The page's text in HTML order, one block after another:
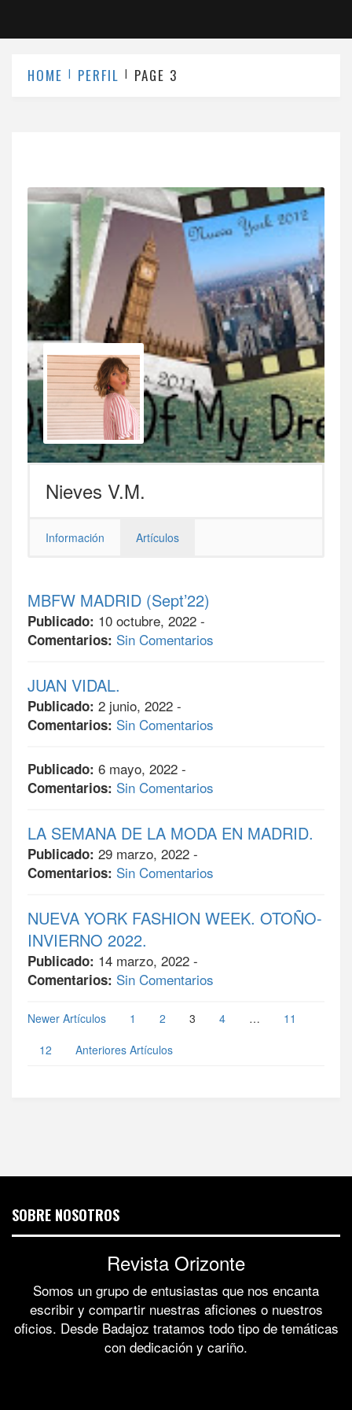
HOME PERFIL PAGE 3
Nieves V.M.
Información Artículos
MBFW MADRID (Sept’22)
Publicado: 10 octubre, 2022 -
Comentarios: Sin Comentarios
JUAN VIDAL.
Publicado: 2 junio, 2022 -
Comentarios: Sin Comentarios
Publicado: 6 mayo, 2022 -
Comentarios: Sin Comentarios
LA SEMANA DE LA MODA EN MADRID.
Publicado: 29 marzo, 2022 -
Comentarios: Sin Comentarios
NUEVA YORK FASHION WEEK. OTOÑO-
INVIERNO 2022.
Publicado: 14 marzo, 2022 -
Comentarios: Sin Comentarios
Newer Artículos 1 2 3 4 …
11
12
Anteriores Artículos
SOBRE NOSOTROS
Revista Orizonte
Somos un grupo de entusiastas que nos encanta
escribir y compartir nuestras aficiones o nuestros
oficios. Desde Badajoz tratamos todo tipo de temáticas
con dedicación y cariño.